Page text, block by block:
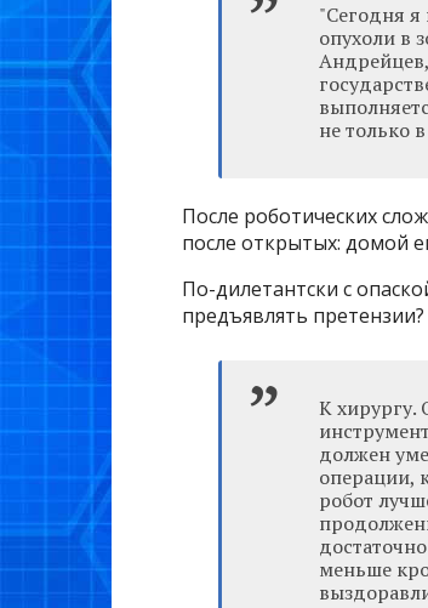
"Сегодня я
опухоли в
не только
После роботических
после открытых: домой
По-дилетантски с
предъявлять претензии?
К хирургу.
должен
операции,
робот
меньше